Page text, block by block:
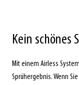
Kein schönes
Mit einem Airless
Sprühergebnis. Wenn